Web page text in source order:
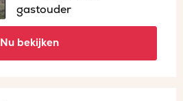
gastouder
Nu bekijken